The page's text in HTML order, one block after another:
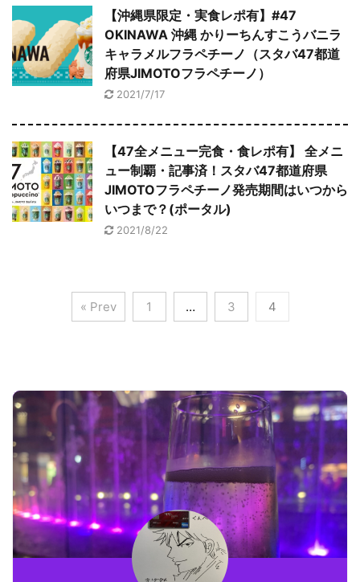
【沖縄県限定・実食レポ有】#47
OKINAWA 沖縄 かりーちんすこうバニラ
キャラメルフラペチーノ（スタバ47都道
府県JIMOTOフラペチーノ）
2021/7/17
【47全メニュー完食・食レポ有】 全メニ
ュー制覇・記事済！スタバ47都道府県
JIMOTOフラペチーノ発売期間はいつから
いつまで？(ポータル)
2021/8/22
« Prev 1 … 3 4